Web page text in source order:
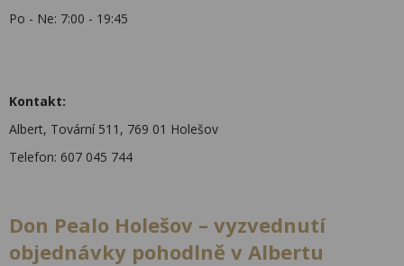
Po - Ne: 7:00 - 19:45
Kontakt:
Albert, Tovární 511, 769 01 Holešov
Telefon: 607 045 744
Don Pealo Holešov – vyzvednutí
objednávky pohodlně v Albertu